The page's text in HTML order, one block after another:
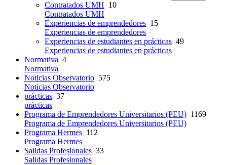
Contratados UMH 10
Contratados UMH
Experiencias de emprendedores 15
Experiencias de emprendedores
Experiencias de estudiantes en prácticas 49
Experiencias de estudiantes en prácticas
Normativa 4
Normativa
Noticias Observatorio 575
Noticias Observatorio
prácticas 37
prácticas
Programa de Emprendedores Universitarios (PEU) 1169
Programa de Emprendedores Universitarios (PEU)
Programa Hermes 112
Programa Hermes
Salidas Profesionales 33
Salidas Profesionales